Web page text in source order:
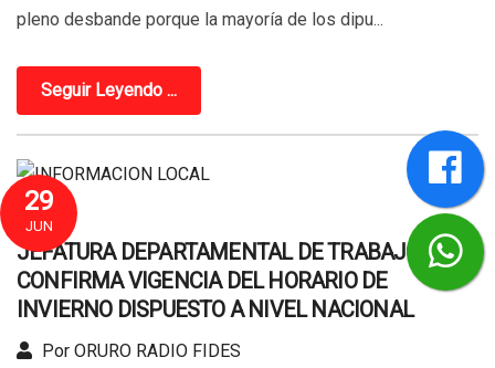
pleno desbande porque la mayoría de los dipu...
Seguir Leyendo ...
29
JUN
JEFATURA DEPARTAMENTAL DE TRABAJO
CONFIRMA VIGENCIA DEL HORARIO DE
INVIERNO DISPUESTO A NIVEL NACIONAL
Por ORURO RADIO FIDES